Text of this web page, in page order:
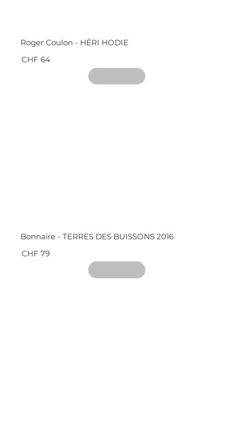
Roger Coulon - HÉRI HODIE
CHF 64
Bonnaire - TERRES DES BUISSONS 2016
CHF 79